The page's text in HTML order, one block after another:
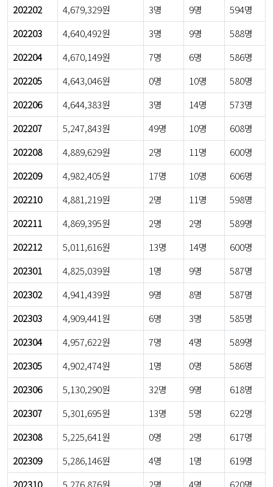
202202
4,679,329원 3명 9명
594명
202203
4,640,492원 3명 9명
588명
202204
4,670,149원 7명 6명
586명
202205
4,643,046원 0명 10명
580명
202206
4,644,383원 3명 14명
573명
202207
5,247,843원 49명 10명
608명
202208
4,889,629원 2명 11명
600명
202209
4,982,405원 17명 10명
606명
202210
4,881,219원 2명 11명
598명
202211
4,869,395원 2명 2명
589명
202212
5,011,616원 13명 14명
600명
202301
4,825,039원 1명 9명
587명
202302
4,941,439원 9명 8명
587명
202303
4,909,441원 6명 3명
585명
202304
4,957,622원 7명 4명
589명
202305
4,902,474원 1명 0명
586명
202306
5,130,290원 32명 9명
618명
202307
5,301,695원 13명 5명
622명
202308
5,225,641원 0명 2명
617명
202309
5,286,146원 4명 1명
619명
202310
5,276,876원 2명 4명 620명